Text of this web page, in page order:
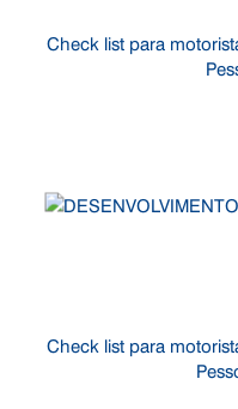
Check list para
Check list para